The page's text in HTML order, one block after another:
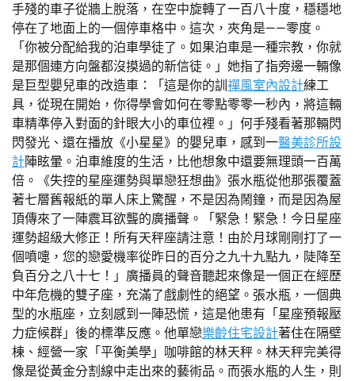
手殘的車子從牆上脫落，在空中旋轉了一百八十度，穩穩地
停在了地面上的一個停車格中。這次，夾角是——零度。
「你被分配給我的泊車學徒了。如果泊車是一種宗教，你就
是那個連方向盤都沒摸過的新信徒。」她指了指旁邊一輛像
是巨型嬰兒車的改造車：「這是你的訓 禪風室內設計練工
具，從現在開始，你得學會如何在零點零零一秒內，將這輛
車精準停入對面的針眼大小的車位裡。」何手殘看著那輛閃
閃發光、還在播放《小星星》的嬰兒車，感到一醫美診所設
計陣眩暈。泊車維度的生活，比他想象中還要無理頭一百萬
倍。《失控的星座運勢與單戀狂想曲》張水瓶從他那張覆蓋
著七層舊報紙的單人床上驚醒，不是因為鬧鐘，而是因為屋
頂傳來了一陣震耳欲聾的廣播聲。「緊急！緊急！今日星座
運勢超級大修正！所有天秤座請注意！由於月球剛剛打了一
個噴嚏，您的戀愛機率從昨日的百分之九十九點九，陡降至
負百分之八十七！」廣播員的聲音聽起來像是一個正在經歷
中年危機的雙子座，充滿了戲劇性的絕望。張水瓶，一個典
型的水瓶座，立刻感到一陣恐慌，這是他患有「星座預報壓
力症候群」後的標準反應。他單戀樂齡住宅設計著住在隔壁
棟、經營一家「平衡美學」咖啡館的林天秤。林天秤完美得
像是從黃金分割線中走出來的藝術品。而張水瓶的人生，則